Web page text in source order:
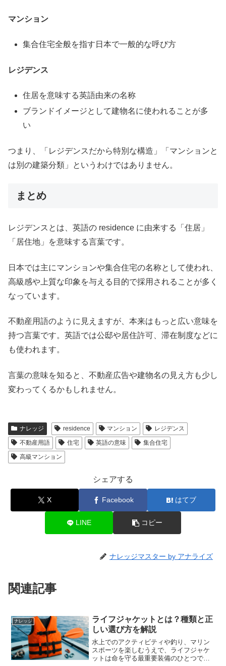
マンション
集合住宅全般を指す日本で一般的な呼び方
レジデンス
住居を意味する英語由来の名称
ブランドイメージとして建物名に使われることが多
い
つまり、「レジデンスだから特別な構造」「マンションと
は別の建築分類」というわけではありません。
まとめ
レジデンスとは、英語の residence に由来する「住居」
「居住地」を意味する言葉です。
日本では主にマンションや集合住宅の名称として使われ、
高級感や上質な印象を与える目的で採用されることが多く
なっています。
不動産用語のように見えますが、本来はもっと広い意味を
持つ言葉です。英語では公邸や居住許可、滞在制度などに
も使われます。
言葉の意味を知ると、不動産広告や建物名の見え方も少し
変わってくるかもしれません。
ナレッジ residence マンション
レジデンス
不動産用語
住宅 英語の意味
集合住宅
高級マンション
シェアする
X Facebook はてブ
LINE コピー
ナレッジマスター by アナライズ
関連記事
ナレッジ
ライフジャケットとは？種類と正
しい選び方を解説
水上でのアクティビティや釣り、マリン
スポーツを楽しむうえで、ライフジャケ
ットは命を守る最重要装備のひとつで